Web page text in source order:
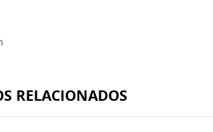
RELACIONADOS